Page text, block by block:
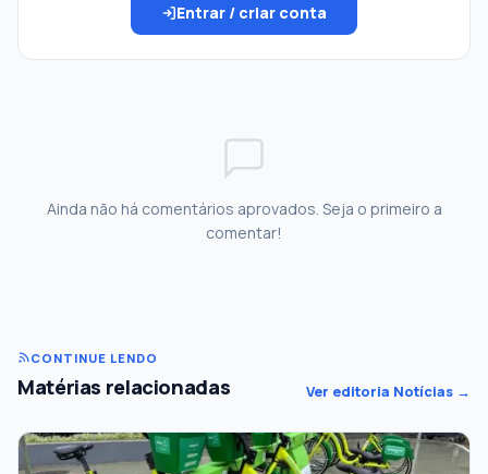
Entrar / criar conta
Ainda não há comentários aprovados. Seja o primeiro a
comentar!
CONTINUE LENDO
Matérias relacionadas Ver editoria Notícias →